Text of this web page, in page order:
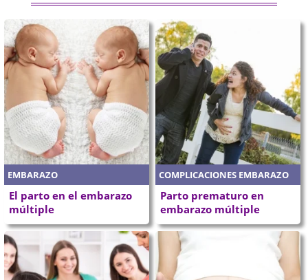
EMBARAZO
El parto en el embarazo
múltiple
COMPLICACIONES EMBARAZO
Parto prematuro en
embarazo múltiple